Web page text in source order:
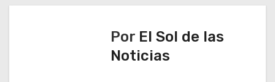
c
Por El Sol de las
Noticias